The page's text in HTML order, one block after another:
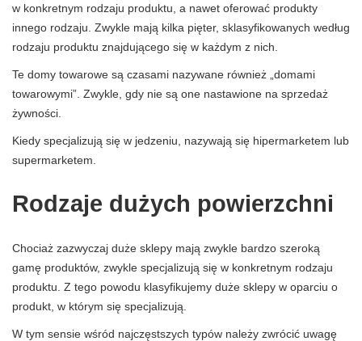
w konkretnym rodzaju produktu, a nawet oferować produkty
innego rodzaju. Zwykle mają kilka pięter, sklasyfikowanych według
rodzaju produktu znajdującego się w każdym z nich.
Te domy towarowe są czasami nazywane również „domami
towarowymi”. Zwykle, gdy nie są one nastawione na sprzedaż
żywności.
Kiedy specjalizują się w jedzeniu, nazywają się hipermarketem lub
supermarketem.
Rodzaje dużych powierzchni
Chociaż zazwyczaj duże sklepy mają zwykle bardzo szeroką
gamę produktów, zwykle specjalizują się w konkretnym rodzaju
produktu. Z tego powodu klasyfikujemy duże sklepy w oparciu o
produkt, w którym się specjalizują.
W tym sensie wśród najczęstszych typów należy zwrócić uwagę